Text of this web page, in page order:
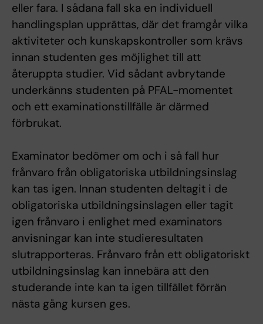
eller fara. I sådana fall ska en individuell
handlingsplan upprättas, där det framgår vilka
aktiviteter och kunskapskontroller som krävs
innan studenten ges möjlighet till att
återuppta studier. Vid sådant avbrytande
underkänns studenten på PFAL-momentet
och ett examinationstillfälle är därmed
förbrukat.
Examinator bedömer om och i så fall hur
frånvaro från obligatoriska utbildningsinslag
kan tas igen. Innan studenten deltagit i de
obligatoriska utbildningsinslagen eller tagit
igen frånvaro i enlighet med examinators
anvisningar kan inte studieresultaten
slutrapporteras. Frånvaro från ett obligatoriskt
utbildningsinslag kan innebära att den
studerande inte kan ta igen tillfället förrän
nästa gång kursen ges.